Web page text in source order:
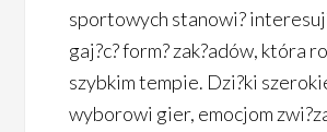
sportowych stanowi?
gaj?c? form? zak?adów, która
szybkim tempie. Dzi?ki
wyborowi gier, emocjom